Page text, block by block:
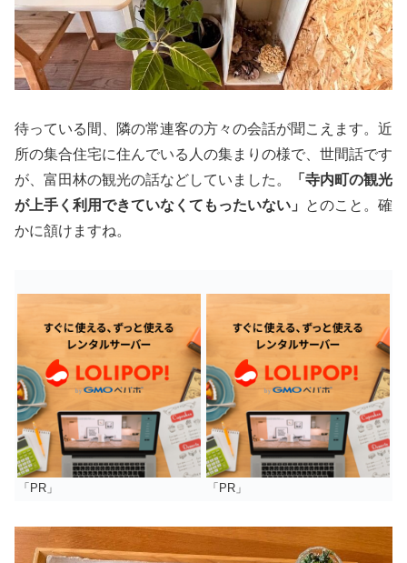
待っている間、隣の常連客の方々の会話が聞こえます。近
所の集合住宅に住んでいる人の集まりの様で、世間話です
が、富田林の観光の話などしていました。
「寺内町の観光
が上手く利用できていなくてもったいない」
とのこと。確
かに頷けますね。
「PR」 「PR」